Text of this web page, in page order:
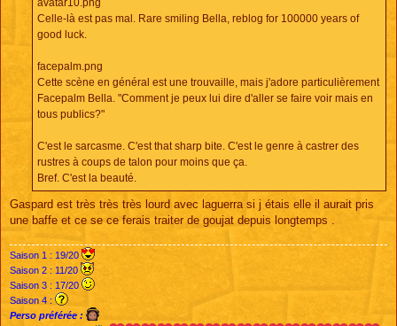
avatar10.png
Celle-là est pas mal. Rare smiling Bella, reblog for 100000 years of
good luck.
facepalm.png
Cette scène en général est une trouvaille, mais j'adore particulièrement
Facepalm Bella. "Comment je peux lui dire d'aller se faire voir mais en
tous publics?"
C'est le sarcasme. C'est that sharp bite. C'est le genre à castrer des
rustres à coups de talon pour moins que ça.
Bref. C'est la beauté.
Gaspard est très très très lourd avec laguerra si j étais elle il aurait pris
une baffe et ce se ce ferais traiter de goujat depuis longtemps .
Saison 1 : 19/20
Saison 2 : 11/20
Saison 3 : 17/20
Saison 4 :
Perso préférée :